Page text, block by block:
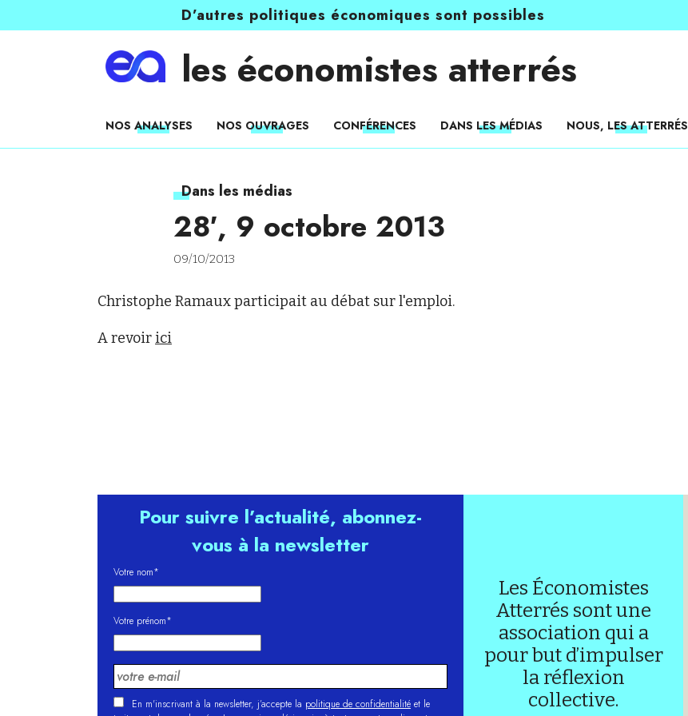
D’autres politiques économiques sont possibles
les économistes atterrés
NOS ANALYSES NOS OUVRAGES CONFÉRENCES DANS LES MÉDIAS NOUS, LES ATTERRÉS
Dans les médias
28′, 9 octobre 2013
09/10/2013
Christophe Ramaux participait au débat sur l'emploi.
A revoir ici
Pour suivre l’actualité, abonnez-
vous à la newsletter
Votre nom*
Votre prénom*
En m'inscrivant à la newsletter, j’accepte la politique de confidentialité et le
Les Économistes
Atterrés sont une
association qui a
pour but d’impulser
la réflexion
collective.